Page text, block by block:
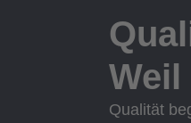
Qualität